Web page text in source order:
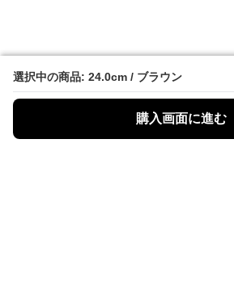
選択中の商品: 24.0cm / ブラウン
購入画面に進む
選択中の商品: 24.0cm / ブラウン
購入画面に進む